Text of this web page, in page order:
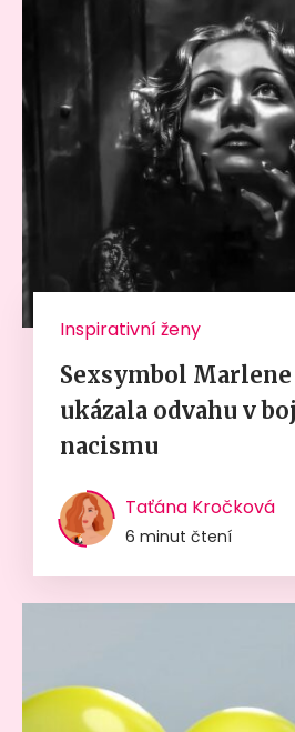
Inspirativní ženy
Sexsymbol
ukázala odvahu v
nacismu
Taťána Kročková
6 minut čtení